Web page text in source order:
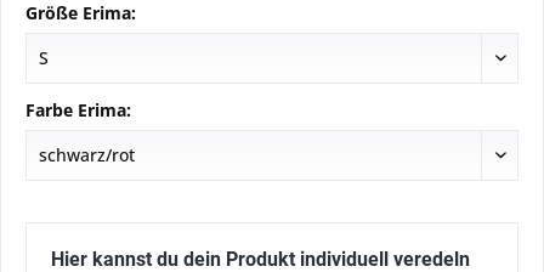
Größe Erima:
Farbe Erima:
Hier kannst du dein Produkt individuell veredeln